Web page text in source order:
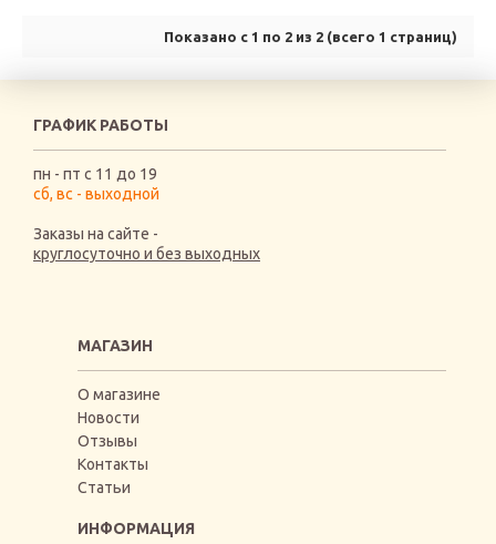
Показано с 1 по 2 из 2 (всего 1 страниц)
ГРАФИК РАБОТЫ
пн - пт с 11 до 19
сб, вс - выходной
Заказы на сайте -
круглосуточно и без выходных
МАГАЗИН
О магазине
Новости
Отзывы
Контакты
Статьи
ИНФОРМАЦИЯ